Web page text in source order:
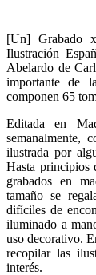
[Un] Grabado
Ilustración
Abelardo de
importante de
componen 65
Editada en
semanalmente,
ilustrada por
Hasta principios
grabados en
tamaño se
difíciles de
iluminado a
uso decorativo.
recopilar las
interés.